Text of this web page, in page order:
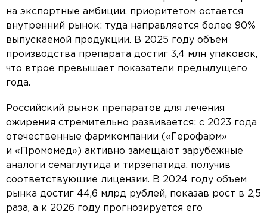
на экспортные амбиции, приоритетом остается
внутренний рынок: туда направляется более 90%
выпускаемой продукции. В 2025 году объем
производства препарата достиг 3,4 млн упаковок,
что втрое превышает показатели предыдущего
года.
Российский рынок препаратов для лечения
ожирения стремительно развивается: с 2023 года
отечественные фармкомпании («Герофарм»
и «Промомед») активно замещают зарубежные
аналоги семаглутида и тирзепатида, получив
соответствующие лицензии. В 2024 году объем
рынка достиг 44,6 млрд рублей, показав рост в 2,5
раза, а к 2026 году прогнозируется его